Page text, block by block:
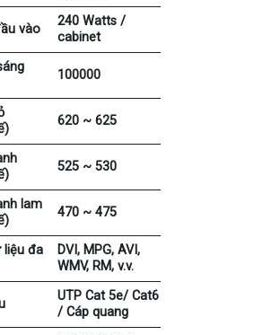
vào
240 Watts /
cabinet
100000
620 ~ 625
525 ~ 530
lam
470 ~ 475
liệu đa
DVI, MPG, AVI,
WMV, RM, v.v.
UTP Cat 5e/ Cat6
/ Cáp quang